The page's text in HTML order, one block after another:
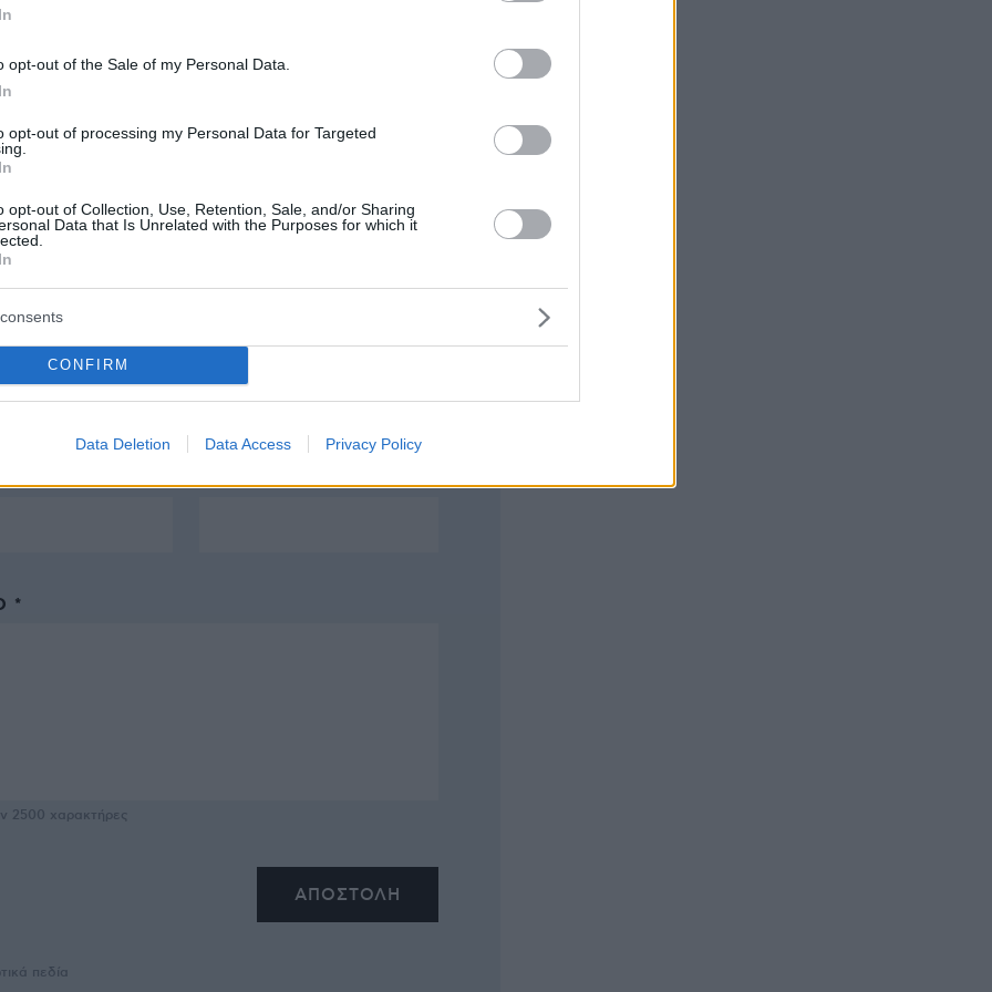
opt-out of the Sale of my Personal Data.
opt-out of processing my Personal Data for Targeted
opt-out of Collection, Use, Retention, Sale, and/or Sharing
Data that Is Unrelated with the Purposes for which it
CONFIRM
Data Deletion Data Access Privacy Policy
Ειδήσειςαπό την Ελλάδα και τον Κόσμο, τη
στο
!!! 12.08.2025, 19:24
ξερεις ποσες εναεριες σελφι ???
ΣΧΟΛΙΟΥ
* EMAIL
*
2500 χαρακτήρες
πεδία